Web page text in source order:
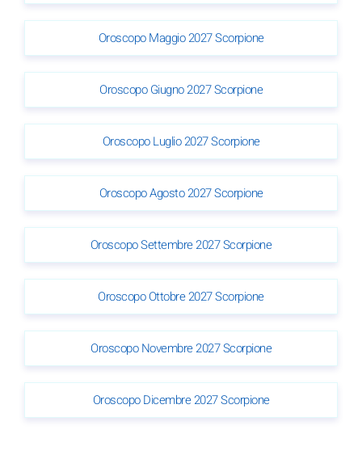
Oroscopo Maggio 2027 Scorpione
Oroscopo Giugno 2027 Scorpione
Oroscopo Luglio 2027 Scorpione
Oroscopo Agosto 2027 Scorpione
Oroscopo Settembre 2027 Scorpione
Oroscopo Ottobre 2027 Scorpione
Oroscopo Novembre 2027 Scorpione
Oroscopo Dicembre 2027 Scorpione